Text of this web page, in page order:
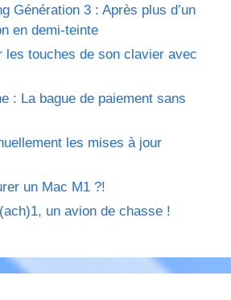
Génération 3 : Après plus d’un
en demi-teinte
les touches de son clavier avec
: La bague de paiement sans
les mises à jour
un Mac M1 ?!
un avion de chasse !